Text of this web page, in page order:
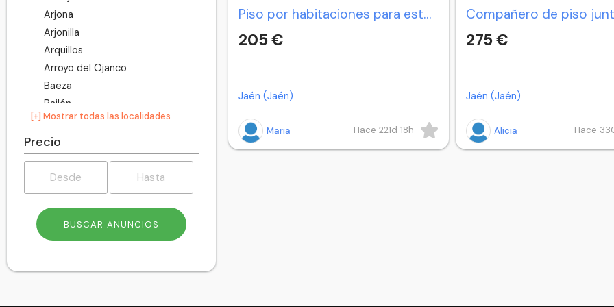
Arjona
Arjonilla
Arquillos
Arroyo del Ojanco
Baeza
Bailén
Baños de la Encina
Beas de Segura
Bedmar y Garcíez
Begíjar
Bélmez de la Moraleda
Benatae
Cabra del Santo Cristo
[+] Mostrar todas las localidades
Precio
Piso por habitaciones para estudiantes en Jaén
205 €
Maria
Jaén (Jaén)
Hace 221d 18h
275 €
Alicia
Jaén (Jaén)
Hace